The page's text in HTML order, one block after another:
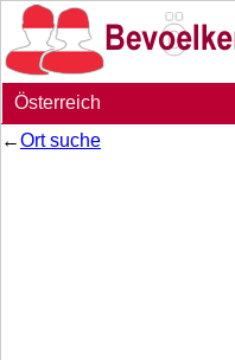
Österreich
←Ort suche